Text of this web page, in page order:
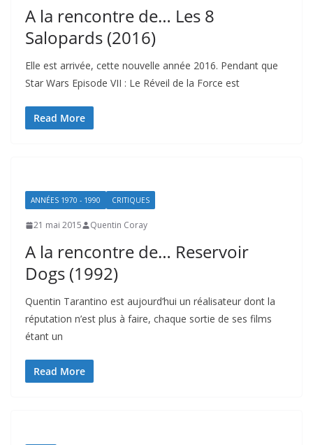
A la rencontre de… Les 8
Salopards (2016)
Elle est arrivée, cette nouvelle année 2016. Pendant que
Star Wars Episode VII : Le Réveil de la Force est
Read More
ANNÉES 1970 - 1990 CRITIQUES
21 mai 2015 Quentin Coray
A la rencontre de… Reservoir
Dogs (1992)
Quentin Tarantino est aujourd’hui un réalisateur dont la
réputation n’est plus à faire, chaque sortie de ses films
étant un
Read More